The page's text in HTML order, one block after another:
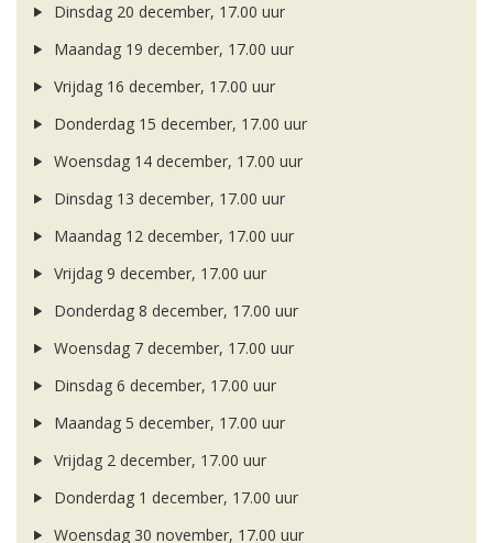
Dinsdag 20 december, 17.00 uur
Maandag 19 december, 17.00 uur
Vrijdag 16 december, 17.00 uur
Donderdag 15 december, 17.00 uur
Woensdag 14 december, 17.00 uur
Dinsdag 13 december, 17.00 uur
Maandag 12 december, 17.00 uur
Vrijdag 9 december, 17.00 uur
Donderdag 8 december, 17.00 uur
Woensdag 7 december, 17.00 uur
Dinsdag 6 december, 17.00 uur
Maandag 5 december, 17.00 uur
Vrijdag 2 december, 17.00 uur
Donderdag 1 december, 17.00 uur
Woensdag 30 november, 17.00 uur